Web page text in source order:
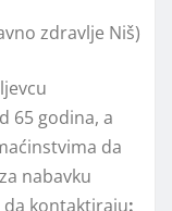
zdravlјe Niš)
65 godina, a
da
nabavku
kontaktiraju: